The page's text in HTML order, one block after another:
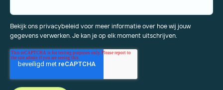
Bekijk ons privacybeleid voor meer informatie over hoe wij jouw
gegevens verwerken. Je kan je op elk moment uitschrijven.